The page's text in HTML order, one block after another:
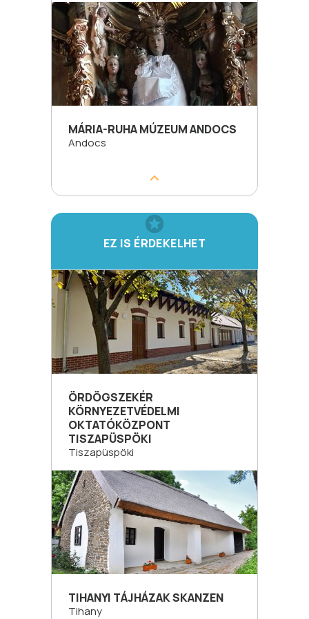
MÁRIA-RUHA MÚZEUM ANDOCS
Andocs
EZ IS ÉRDEKELHET
ÖRDÖGSZEKÉR
KÖRNYEZETVÉDELMI
OKTATÓKÖZPONT
TISZAPÜSPÖKI
Tiszapüspöki
TIHANYI TÁJHÁZAK SKANZEN
Tihany